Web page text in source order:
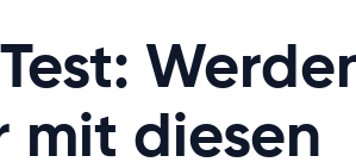
mit diesen